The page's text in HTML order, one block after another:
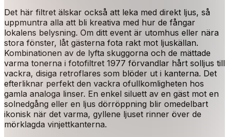
Det här filtret älskar också att leka med direkt ljus, så
uppmuntra alla att bli kreativa med hur de fångar
lokalens belysning. Om ditt event är utomhus eller nära
stora fönster, låt gästerna fota rakt mot ljuskällan.
Kombinationen av de lyfta skuggorna och de mättade
varma tonerna i fotofiltret 1977 förvandlar hårt solljus till
vackra, disiga retroflares som blöder ut i kanterna. Det
efterliknar perfekt den vackra ofullkomligheten hos
gamla analoga linser. En enkel siluett av en gäst mot en
solnedgång eller en ljus dörröppning blir omedelbart
ikonisk när det varma, gyllene ljuset rinner över de
mörklagda vinjettkanterna.